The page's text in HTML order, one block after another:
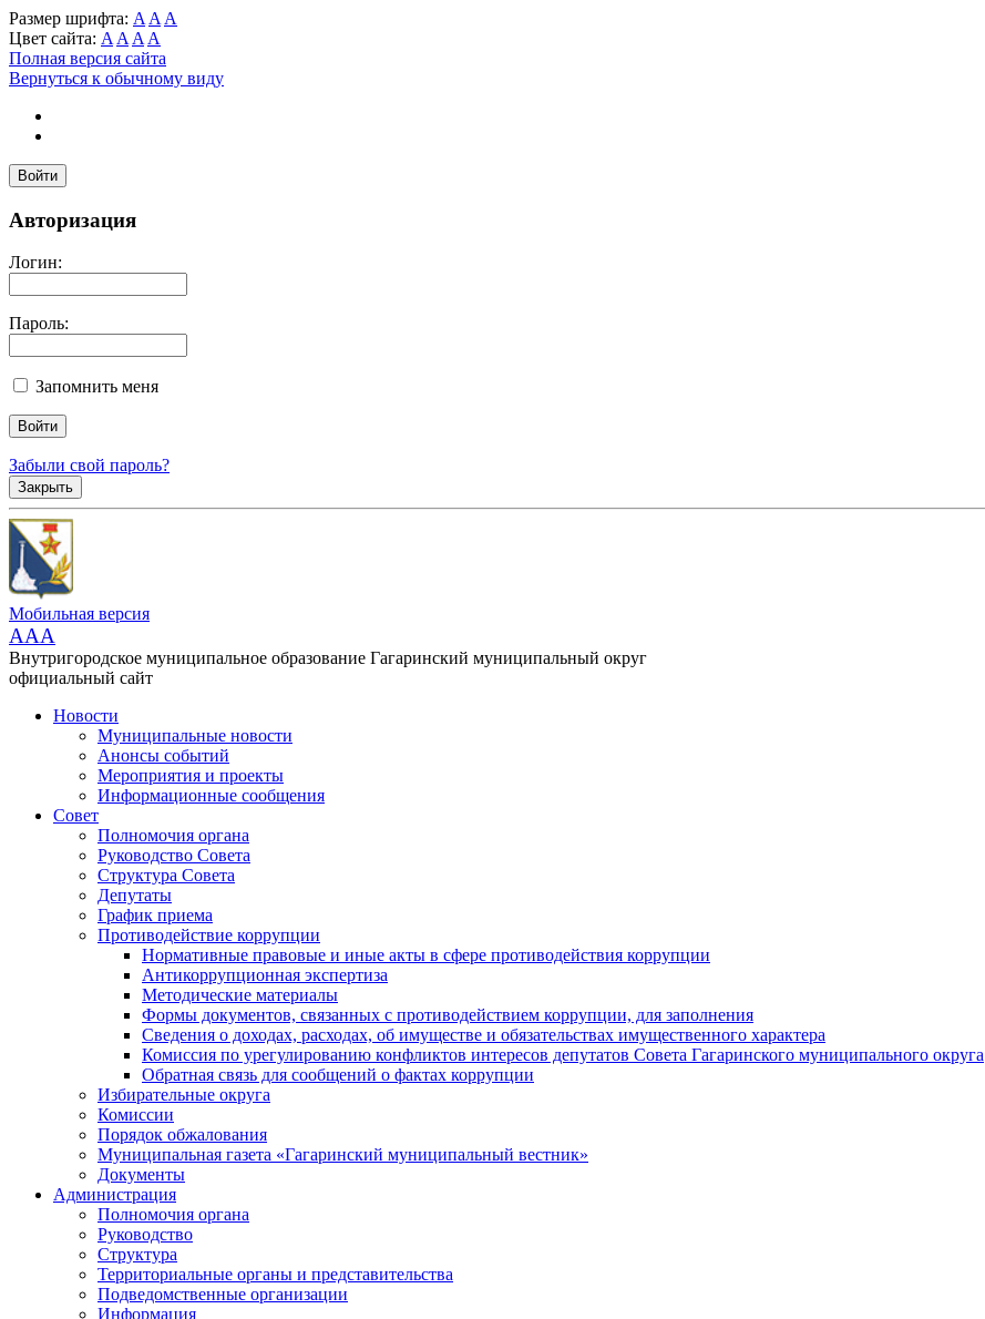
Размер шрифта: A A A
Цвет сайта: A A A A
Полная версия сайта
Вернуться к обычному виду
Войти
Авторизация
Логин:
Пароль:
Запомнить меня
Забыли свой пароль?
Закрыть
Мобильная версия
AAA
Внутригородское муниципальное образование Гагаринский муниципальный округ
официальный сайт
Новости
Муниципальные новости
Анонсы событий
Мероприятия и проекты
Информационные сообщения
Совет
Полномочия органа
Руководство Совета
Структура Совета
Депутаты
График приема
Противодействие коррупции
Нормативные правовые и иные акты в сфере противодействия коррупции
Антикоррупционная экспертиза
Методические материалы
Формы документов, связанных с противодействием коррупции, для заполнения
Сведения о доходах, расходах, об имуществе и обязательствах имущественного характера
Комиссия по урегулированию конфликтов интересов депутатов Совета Гагаринского муниципального округа
Обратная связь для сообщений о фактах коррупции
Избирательные округа
Комиссии
Порядок обжалования
Муниципальная газета «Гагаринский муниципальный вестник»
Документы
Администрация
Полномочия органа
Руководство
Структура
Территориальные органы и представительства
Подведомственные организации
Информация